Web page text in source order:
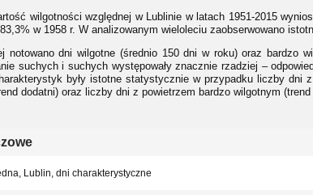
wilgotności względnej w Lublinie w latach 1951-2015
w 1958 r. W analizowanym wieloleciu zaobserwowano
notowano dni wilgotne (średnio 150 dni w roku) oraz bardzo
suchych i suchych występowały znacznie rzadziej –
były istotne statystycznie w przypadku liczby dni
dodatni) oraz liczby dni z powietrzem bardzo wilgotnym (trend
Lublin, dni charakterystyczne